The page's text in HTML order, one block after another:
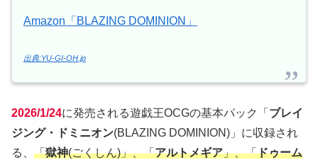
Amazon「BLAZING DOMINION」
出典:YU-GI-OH.jp
2026/1/24に発売される遊戯王OCGの基本パック「 ブレイ
ジング・ドミニオン(BLAZING DOMINION)」に収録され
る、 「獄神(ごくしん)」、「アルトメギア」、「ドゥーム